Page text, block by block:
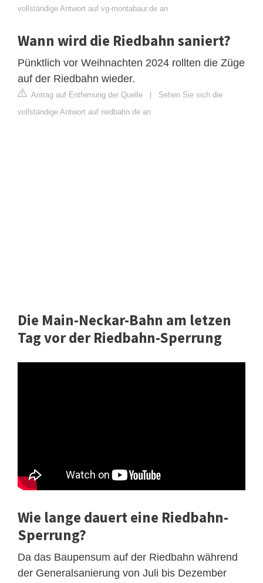
vollständige Antwort auf vg-montabaur.de an
Wann wird die Riedbahn saniert?
Pünktlich vor Weihnachten 2024 rollten die Züge
auf der Riedbahn wieder.
Antrag auf Entfernung der Quelle
Sehen Sie sich die
vollständige Antwort auf riedbahn.de an
Die Main-Neckar-Bahn am letzen
Tag vor der Riedbahn-Sperrung
Wie lange dauert eine Riedbahn-
Sperrung?
Da das Baupensum auf der Riedbahn während
der Generalsanierung von Juli bis Dezember